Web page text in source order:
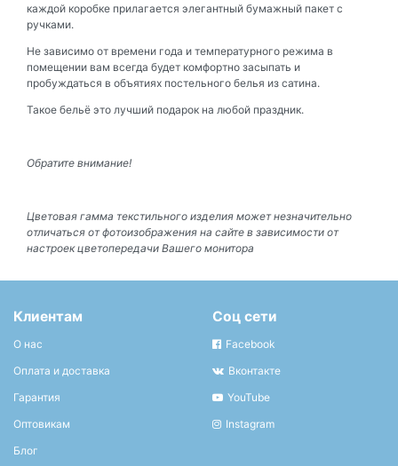
каждой коробке прилагается элегантный бумажный пакет с
ручками.
Не зависимо от времени года и температурного режима в
помещении вам всегда будет комфортно засыпать и
пробуждаться в объятиях постельного белья из сатина.
Такое бельё это лучший подарок на любой праздник.
Обратите внимание!
Цветовая гамма текстильного изделия может незначительно
отличаться от фотоизображения на сайте в зависимости от
настроек цветопередачи Вашего монитора
Клиентам
О нас
Оплата и доставка
Гарантия
Оптовикам
Блог
Соц сети
Facebook
Вконтакте
YouTube
Instagram